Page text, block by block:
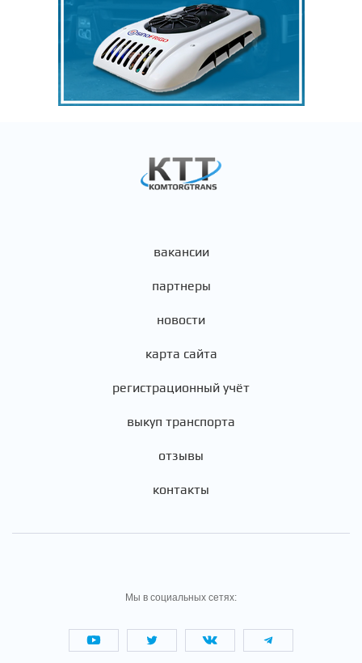
вакансии
партнеры
новости
карта сайта
регистрационный учёт
выкуп транспорта
отзывы
контакты
Мы в социальных сетях: